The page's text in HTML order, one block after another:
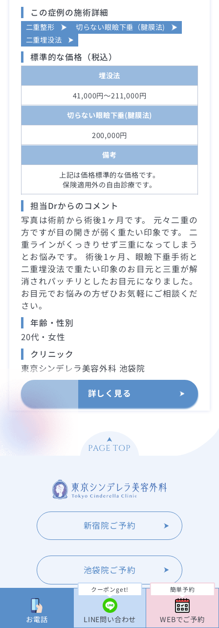
お電話
クーポンget!
LINE問い合わせ
簡単予約
WEBでご予約
この症例の施術詳細
二重整形
切らない眼瞼下垂（腱膜法)
二重埋没法
標準的な価格（税込）
埋没法
41,000円～211,000円
切らない眼瞼下垂(腱膜法)
200,000円
備考
上記は価格標準的な価格です。
保険適用外の自由診療です。
担当Drからのコメント
写真は術前から術後1ヶ月です。 元々二重の
方ですが目の開きが弱く重たい印象です。 二
重ラインがくっきりせず三重になってしまう
とお悩みです。 術後1ヶ月、眼瞼下垂手術と
二重埋没法で重たい印象のお目元と三重が解
消されパッチリとしたお目元になりました。
お目元でお悩みの方ぜひお気軽にご相談くだ
さい。
年齢・性別
20代・女性
クリニック
東京シンデレラ美容外科 池袋院
詳しく見る
PAGE TOP
新宿院ご予約
池袋院ご予約
大宮院ご予約